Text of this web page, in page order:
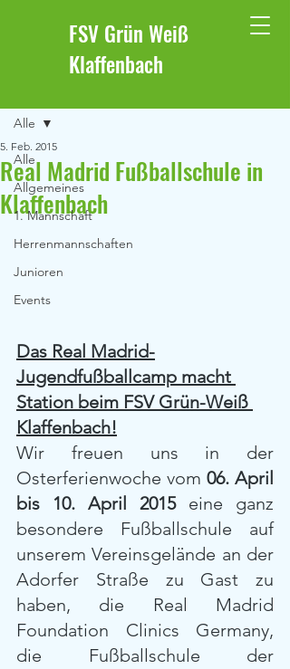
FSV Grün Weiß
Klaffenbach
Alle
Allgemeines
1. Mannschaft
Herrenmannschaften
Junioren
Events
Alle
Real Madrid Fußballschule in
Klaffenbach
5. Feb. 2015
Das Real Madrid-
Jugendfußballcamp macht
Station beim FSV Grün-Weiß
Klaffenbach!
Wir freuen uns in der
Osterferienwoche vom 06. April
bis 10. April 2015 eine ganz
besondere Fußballschule auf
unserem Vereinsgelände an der
Adorfer Straße zu Gast zu
haben, die Real Madrid
Foundation Clinics Germany,
die Fußballschule der